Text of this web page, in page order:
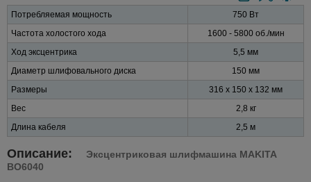
Потребляемая мощность
750 Вт
Частота холостого хода
1600 - 5800 об./мин
Ход эксцентрика
5,5 мм
Диаметр шлифовального диска
150 мм
Размеры
316 х 150 х 132 мм
Вес
2,8 кг
Длина кабеля
2,5 м
Описание:
Эксцентриковая шлифмашина MAKITA
BO6040